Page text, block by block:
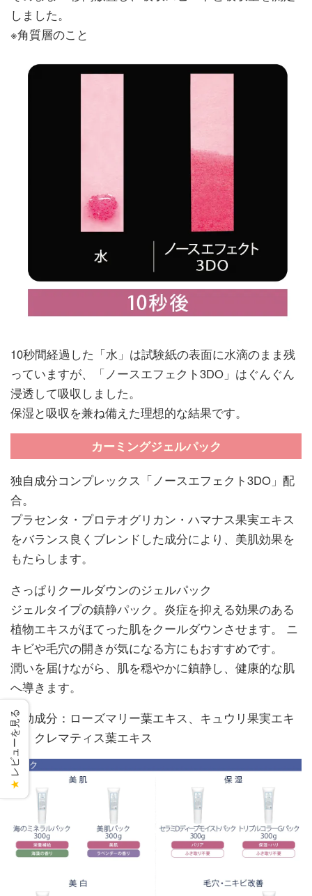
しました。
※角質層のこと
10秒間経過した「水」は試験紙の表面に水滴のまま残
っていますが、「ノースエフェクト3DO」はぐんぐん
浸透して吸収しました。
保湿と吸収を兼ね備えた理想的な結果です。
カーミングジェルパック
独自成分コンプレックス「ノースエフェクト3DO」配
合。
プラセンタ・プロテオグリカン・ハマナス果実エキス
をバランス良くブレンドした成分により、美肌効果を
もたらします。
さっぱりクールダウンのジェルパック
ジェルタイプの鎮静パック。炎症を抑える効果のある
植物エキスがほてった肌をクールダウンさせます。 ニ
キビや毛穴の開きが気になる方にもおすすめです。
潤いを届けながら、肌を穏やかに鎮静し、健康的な肌
へ導きます。
有効成分：ローズマリー葉エキス、キュウリ果実エキ
ス、クレマティス葉エキス
★
レビューを見る